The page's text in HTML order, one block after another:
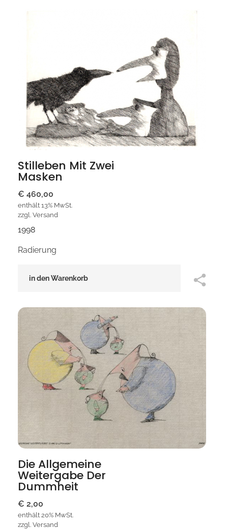
Stilleben Mit Zwei
Masken
€ 460,00
enthält 13% MwSt.
zzgl. Versand
1998
Radierung
in den Warenkorb
Die Allgemeine
Weitergabe Der
Dummheit
€ 2,00
enthält 20% MwSt.
zzgl. Versand